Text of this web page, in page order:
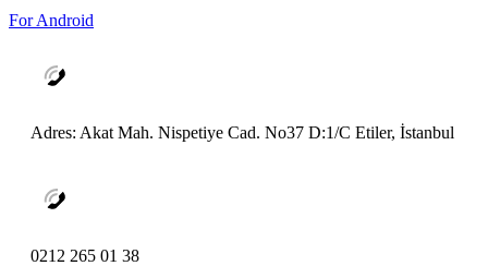
For Android
Adres: Akat Mah. Nispetiye Cad. No37 D:1/C Etiler, İstanbul
0212 265 01 38